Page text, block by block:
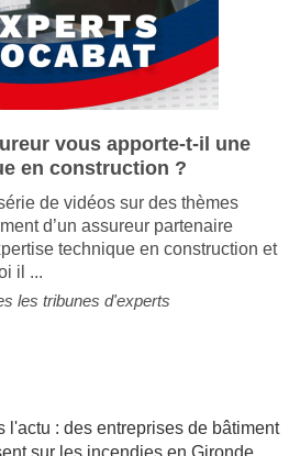
vous apporte-t-il une
en construction ?
de vidéos sur des thèmes
d’un assureur partenaire
technique en construction et
l'actu : des entreprises de bâtiment